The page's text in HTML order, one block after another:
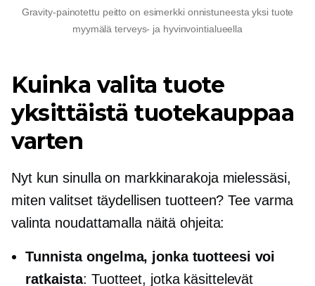
Gravity-painotettu peitto on esimerkki onnistuneestayksi tuote
myymälä terveys- ja hyvinvointialueella
Kuinka valita tuote
yksittäistä tuotekauppaa
varten
Nyt kun sinulla on markkinarakoja mielessäsi,
miten valitset täydellisen tuotteen? Tee varma
valinta noudattamalla näitä ohjeita:
Tunnista ongelma, jonka tuotteesi voi
ratkaista: Tuotteet, jotka käsittelevät